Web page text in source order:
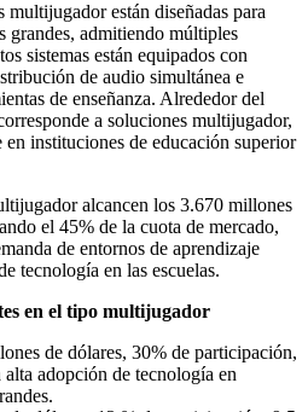
multijugador están diseñadas para
grandes, admitiendo múltiples
sistemas están equipados con
de audio simultánea e
de enseñanza. Alrededor del
a soluciones multijugador,
instituciones de educación superior
alcancen los 3.670 millones
el 45% de la cuota de mercado,
de entornos de aprendizaje
tecnología en las escuelas.
en el tipo multijugador
de dólares, 30% de participación,
adopción de tecnología en